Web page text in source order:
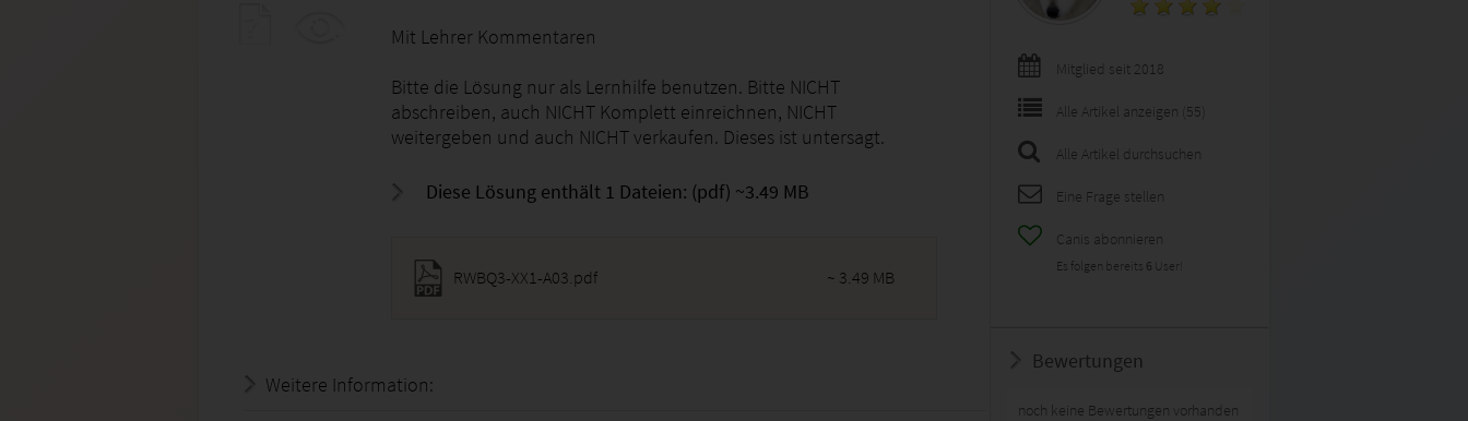
Mit Lehrer Kommentaren
Bitte die Lösung nur als Lernhilfe benutzen. Bitte NICHT
abschreiben, auch NICHT Komplett einreichnen, NICHT
weitergeben und auch NICHT verkaufen. Dieses ist untersagt.
Diese Lösung enthält 1 Dateien: (pdf) ~3.49 MB
RWBQ3-XX1-A03.pdf ~ 3.49 MB
Weitere Information:
Mitglied seit 2018
Alle Artikel anzeigen (55)
Alle Artikel durchsuchen
Eine Frage stellen
Canis abonnieren
Es folgen bereits 6 User!
Bewertungen
noch keine Bewertungen vorhanden